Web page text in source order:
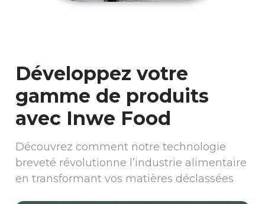
Développez votre
gamme de produits
avec Inwe Food
Découvrez comment notre technologie
breveté révolutionne l’industrie alimentaire
en transformant vos matières déclassées